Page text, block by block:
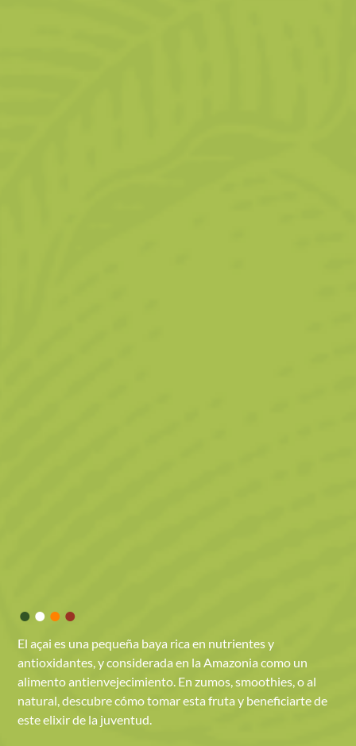
••••
El açai es una pequeña baya rica en nutrientes y
antioxidantes, y considerada en la Amazonia como un
alimento antienvejecimiento. En zumos, smoothies, o al
natural, descubre cómo tomar esta fruta y beneficiarte de
este elixir de la juventud.